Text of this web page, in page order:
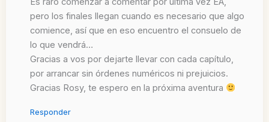
pero los finales llegan cuando es necesario que algo
comience, así que en eso encuentro el consuelo de
lo que vendrá…
Gracias a vos por dejarte llevar con cada capítulo,
por arrancar sin órdenes numéricos ni prejuicios.
Gracias Rosy, te espero en la próxima aventura
Responder